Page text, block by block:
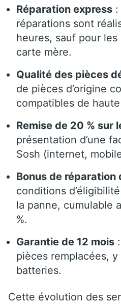
Réparation express :
réparations sont
heures, sauf pour
carte mère.
Qualité des pièces
de pièces d’origine
compatibles de
Remise de 20 % sur
présentation d’une
Sosh (internet,
Bonus de réparation
conditions
la panne, cumulable
%.
Garantie de 12 mois
pièces remplacées,
batteries.
Cette évolution des